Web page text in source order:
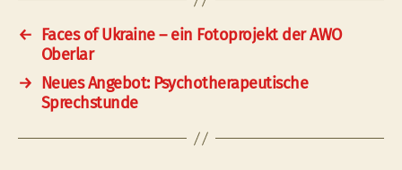
← Faces of Ukraine – ein Fotoprojekt der AWO
Oberlar
→ Neues Angebot: Psychotherapeutische
Sprechstunde